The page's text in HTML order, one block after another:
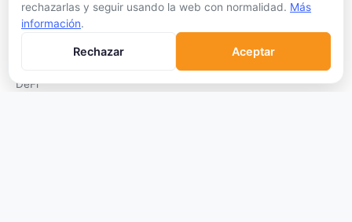
Qué son las Criptos
DeFi
rechazarlas y seguir usando la web con normalidad. Más
información.
Rechazar Aceptar